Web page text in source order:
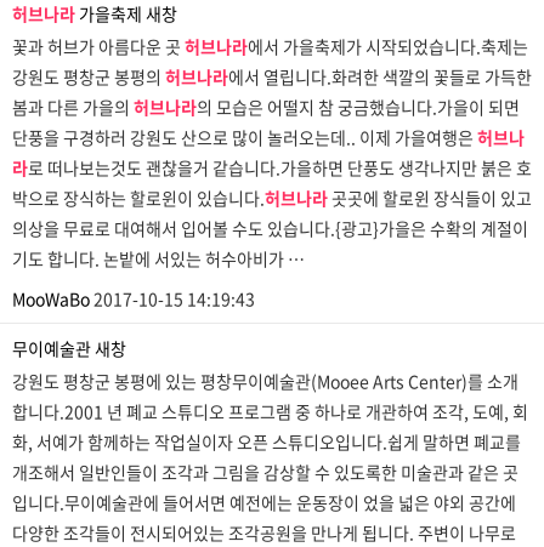
허브나라 가을축제 새창
꽃과 허브가 아름다운 곳 허브나라에서 가을축제가 시작되었습니다.축제는
강원도 평창군 봉평의 허브나라에서 열립니다.화려한 색깔의 꽃들로 가득한
봄과 다른 가을의 허브나라의 모습은 어떨지 참 궁금했습니다.가을이 되면
단풍을 구경하러 강원도 산으로 많이 놀러오는데.. 이제 가을여행은 허브나
라로 떠나보는것도 괜찮을거 같습니다.가을하면 단풍도 생각나지만 붉은 호
박으로 장식하는 할로윈이 있습니다.허브나라곳곳에 할로윈 장식들이 있고
의상을 무료로 대여해서 입어볼 수도 있습니다.{광고}가을은 수확의 계절이
기도 합니다. 논밭에 서있는 허수아비가 …
MooWaBo2017-10-15 14:19:43
무이예술관새창
강원도 평창군 봉평에 있는 평창무이예술관(Mooee Arts Center)를 소개
합니다.2001 년 폐교 스튜디오 프로그램 중 하나로 개관하여 조각, 도예, 회
화, 서예가 함께하는 작업실이자 오픈 스튜디오입니다.쉽게 말하면 폐교를
개조해서 일반인들이 조각과 그림을 감상할 수 있도록한 미술관과 같은 곳
입니다.무이예술관에 들어서면 예전에는 운동장이 었을 넓은 야외 공간에
다양한 조각들이 전시되어있는 조각공원을 만나게 됩니다. 주변이 나무로